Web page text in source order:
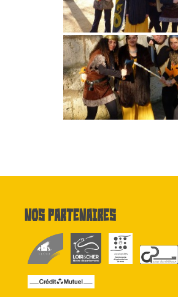
Nos partenaires